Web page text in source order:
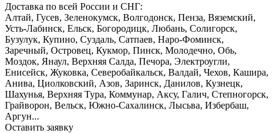
Доставка по всей России и СНГ:
Алтай, Гусев, Зеленокумск, Волгодонск, Пенза, Вяземский,
Усть-Лабинск, Ельск, Богородицк, Любань, Солигорск,
Бузулук, Купино, Суздаль, Сатпаев, Наро-Фоминск,
Заречный, Островец, Кукмор, Пинск, Молодечно, Обь,
Моздок, Янаул, Верхняя Салда, Печора, Электроугли,
Енисейск, Жуковка, Северобайкальск, Валдай, Чехов, Кашира,
Анива, Циолковский, Азов, Заринск, Данилов, Кузнецк,
Шахунья, Верхняя Тура, Коммунар, Аксу, Галич, Степногорск,
Грайворон, Вельск, Южно-Сахалинск, Лысьва, Избербаш,
Аргун...
Оставить заявку